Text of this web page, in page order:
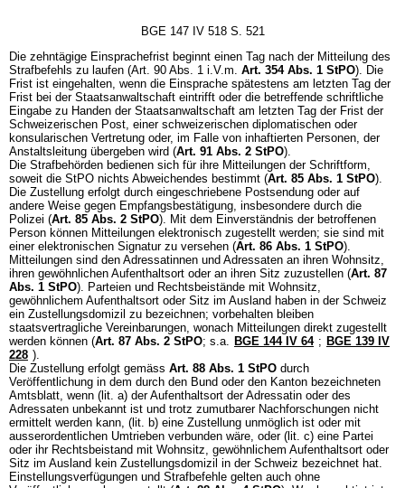
BGE 147 IV 518 S. 521
Die zehntägige Einsprachefrist beginnt einen Tag nach der Mitteilung des
Strafbefehls zu laufen (Art. 90 Abs. 1 i.V.m. Art. 354 Abs. 1 StPO). Die
Frist ist eingehalten, wenn die Einsprache spätestens am letzten Tag der
Frist bei der Staatsanwaltschaft eintrifft oder die betreffende schriftliche
Eingabe zu Handen der Staatsanwaltschaft am letzten Tag der Frist der
Schweizerischen Post, einer schweizerischen diplomatischen oder
konsularischen Vertretung oder, im Falle von inhaftierten Personen, der
Anstaltsleitung übergeben wird (Art. 91 Abs. 2 StPO).
Die Strafbehörden bedienen sich für ihre Mitteilungen der Schriftform,
soweit die StPO nichts Abweichendes bestimmt (Art. 85 Abs. 1 StPO).
Die Zustellung erfolgt durch eingeschriebene Postsendung oder auf
andere Weise gegen Empfangsbestätigung, insbesondere durch die
Polizei (Art. 85 Abs. 2 StPO). Mit dem Einverständnis der betroffenen
Person können Mitteilungen elektronisch zugestellt werden; sie sind mit
einer elektronischen Signatur zu versehen (Art. 86 Abs. 1 StPO).
Mitteilungen sind den Adressatinnen und Adressaten an ihren Wohnsitz,
ihren gewöhnlichen Aufenthaltsort oder an ihren Sitz zuzustellen (Art. 87
Abs. 1 StPO). Parteien und Rechtsbeistände mit Wohnsitz,
gewöhnlichem Aufenthaltsort oder Sitz im Ausland haben in der Schweiz
ein Zustellungsdomizil zu bezeichnen; vorbehalten bleiben
staatsvertragliche Vereinbarungen, wonach Mitteilungen direkt zugestellt
werden können (Art. 87 Abs. 2 StPO; s.a. BGE 144 IV 64 ; BGE 139 IV
228 ).
Die Zustellung erfolgt gemäss Art. 88 Abs. 1 StPO durch
Veröffentlichung in dem durch den Bund oder den Kanton bezeichneten
Amtsblatt, wenn (lit. a) der Aufenthaltsort der Adressatin oder des
Adressaten unbekannt ist und trotz zumutbarer Nachforschungen nicht
ermittelt werden kann, (lit. b) eine Zustellung unmöglich ist oder mit
ausserordentlichen Umtrieben verbunden wäre, oder (lit. c) eine Partei
oder ihr Rechtsbeistand mit Wohnsitz, gewöhnlichem Aufenthaltsort oder
Sitz im Ausland kein Zustellungsdomizil in der Schweiz bezeichnet hat.
Einstellungsverfügungen und Strafbefehle gelten auch ohne